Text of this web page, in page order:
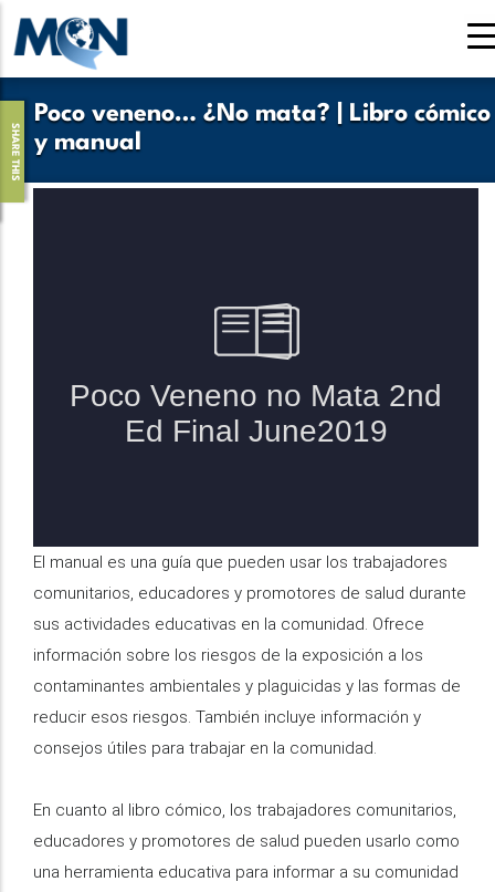
Pasar
contenido
principalPoco veneno… ¿No mata? | Libro cómico
y manual
SHARE THIS
El manual es una guía que pueden usar los trabajadores
comunitarios, educadores y promotores de salud durante
sus actividades educativas en la comunidad. Ofrece
información sobre los riesgos de la exposición a los
contaminantes ambientales y plaguicidas y las formas de
reducir esos riesgos. También incluye información y
consejos útiles para trabajar en la comunidad.
En cuanto al libro cómico, los trabajadores comunitarios,
educadores y promotores de salud pueden usarlo como
una herramienta educativa para informar a su comunidad